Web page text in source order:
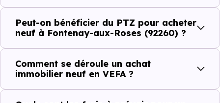
qui constituent autant d'arguments concrets pour habiter
ou investir dans la commune.
Combien coûte un logement à Fontenay-
aux-Roses (92260) ?
C'est souvent la première question. Voici les repères de
Peut-on bénéficier du PTZ pour acheter
neuf à Fontenay-aux-Roses (92260) ?
Comment se déroule un achat
immobilier neuf en VEFA ?